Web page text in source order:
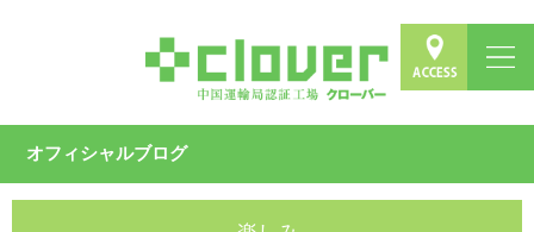
オフィシャルブログ